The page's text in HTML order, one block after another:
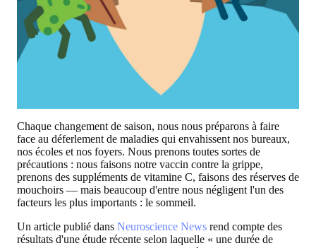
Chaque changement de saison, nous nous préparons à faire
face au déferlement de maladies qui envahissent nos bureaux,
nos écoles et nos foyers. Nous prenons toutes sortes de
précautions : nous faisons notre vaccin contre la grippe,
prenons des suppléments de vitamine C, faisons des réserves de
mouchoirs — mais beaucoup d'entre nous négligent l'un des
facteurs les plus importants : le sommeil.
Un article publié dans Neuroscience News rend compte des
résultats d'une étude récente selon laquelle « une durée de